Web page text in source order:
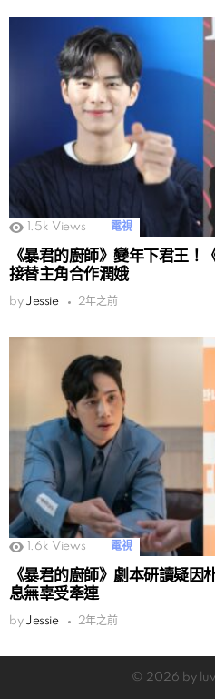
1.5k Views 電視
《暴君的廚師》變年下君王！
接替主角合作潤娥
by Jessie 2年之前
1.6k Views 電視
《暴君的廚師》劇本研讀疑因
息無辜受牽連
by Jessie 2年之前
© 2026 by